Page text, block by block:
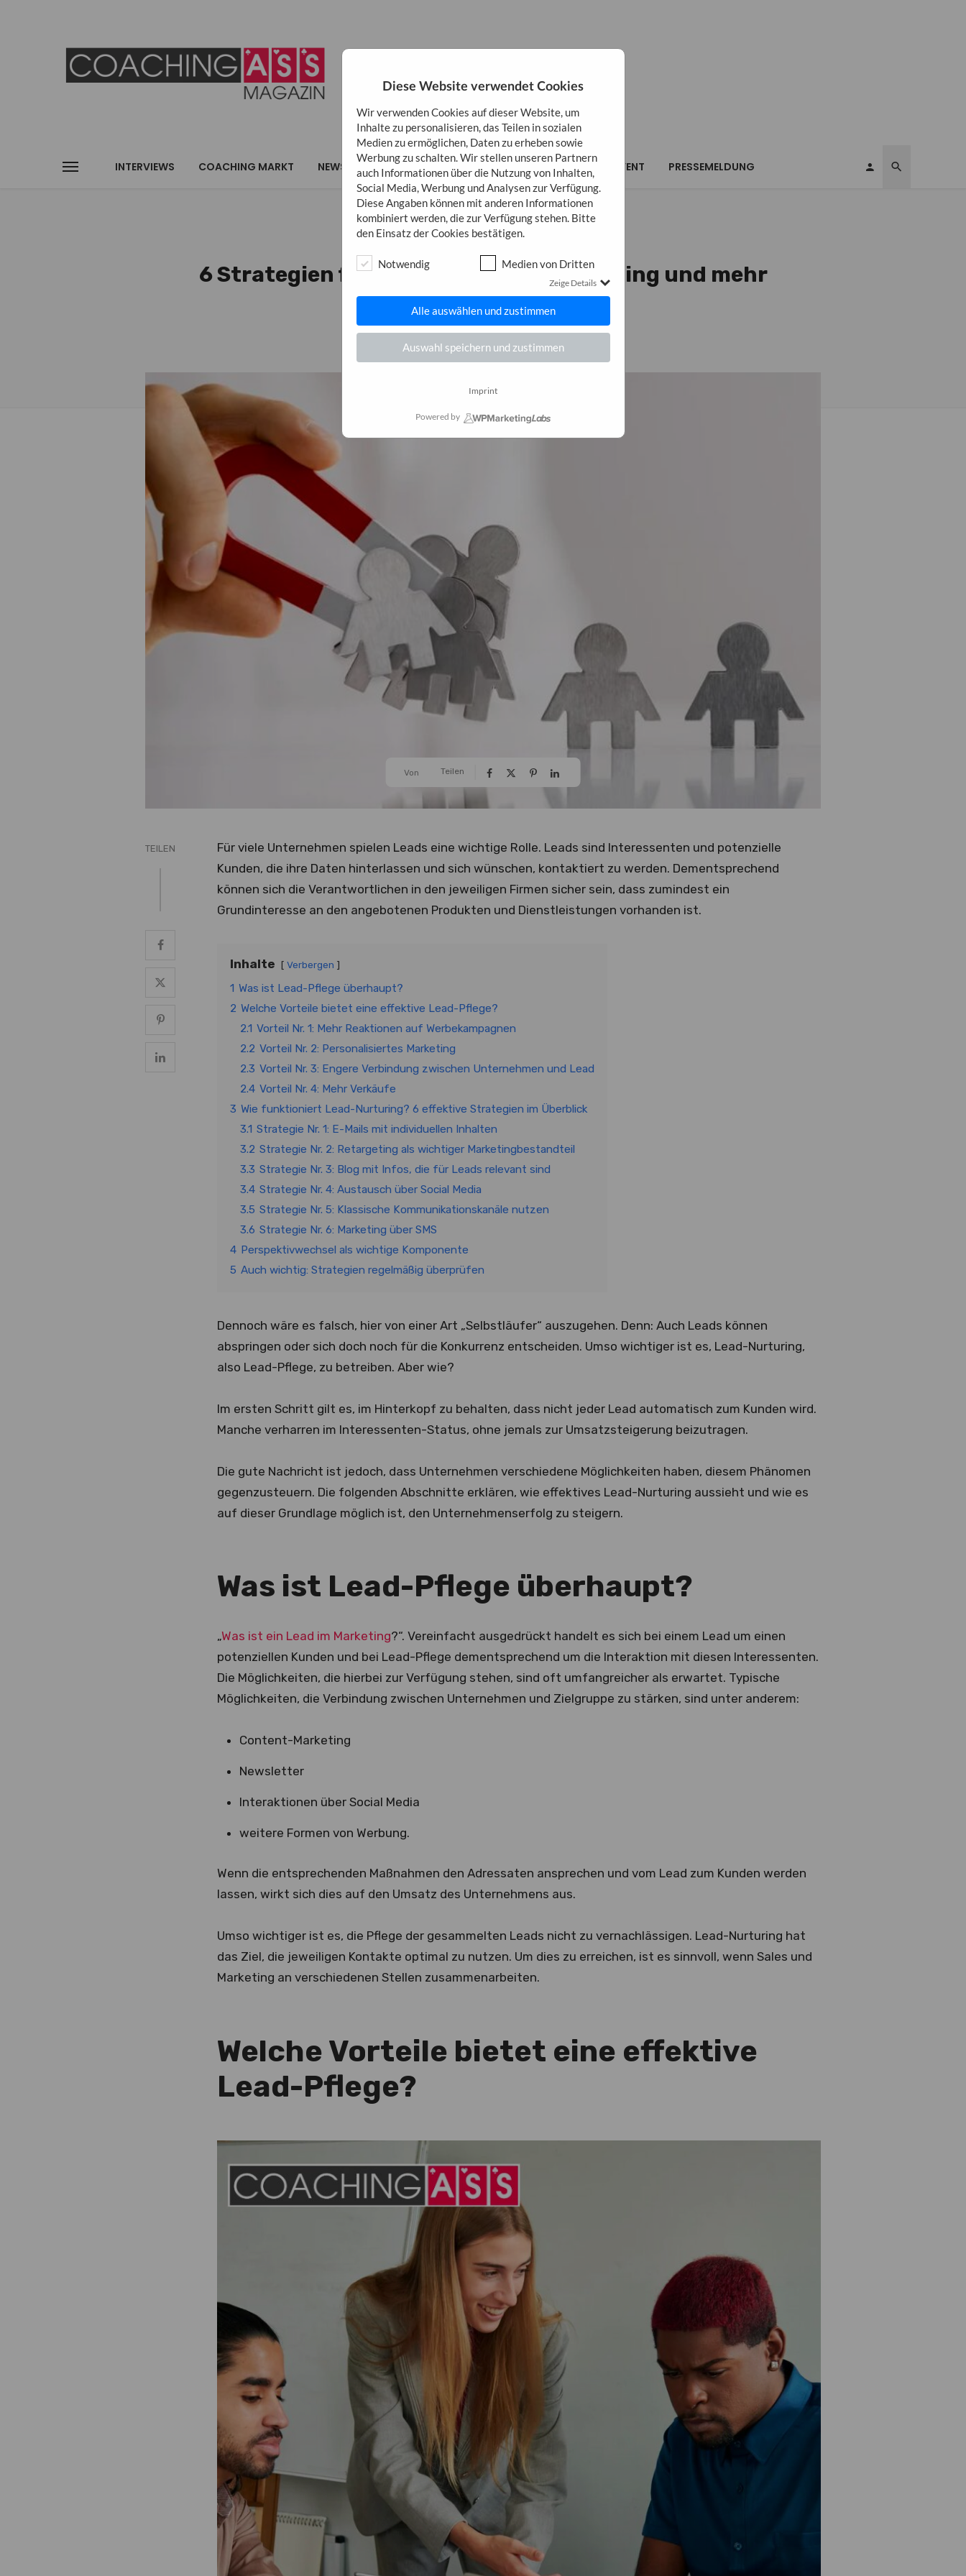
INTERVIEWS COACHING MARKT NEWS MARKETING BUSINESS INSPIRATION EVENT PRESSEMELDUNG
BUSINESS
6 Strategien für effektives Lead-Nurturing und mehr
Abschlüsse
Von Teilen
TEILEN
Für viele Unternehmen spielen Leads eine wichtige Rolle. Leads sind Interessenten und potenzielle
Kunden, die ihre Daten hinterlassen und sich wünschen, kontaktiert zu werden. Dementsprechend
können sich die Verantwortlichen in den jeweiligen Firmen sicher sein, dass zumindest ein
Grundinteresse an den angebotenen Produkten und Dienstleistungen vorhanden ist.
Inhalte Verbergen
1 Was ist Lead-Pflege überhaupt?
2 Welche Vorteile bietet eine effektive Lead-Pflege?
2.1 Vorteil Nr. 1: Mehr Reaktionen auf Werbekampagnen
2.2 Vorteil Nr. 2: Personalisiertes Marketing
2.3 Vorteil Nr. 3: Engere Verbindung zwischen Unternehmen und Lead
2.4 Vorteil Nr. 4: Mehr Verkäufe
3 Wie funktioniert Lead-Nurturing? 6 effektive Strategien im Überblick
3.1 Strategie Nr. 1: E-Mails mit individuellen Inhalten
3.2 Strategie Nr. 2: Retargeting als wichtiger Marketingbestandteil
3.3 Strategie Nr. 3: Blog mit Infos, die für Leads relevant sind
3.4 Strategie Nr. 4: Austausch über Social Media
3.5 Strategie Nr. 5: Klassische Kommunikationskanäle nutzen
3.6 Strategie Nr. 6: Marketing über SMS
4 Perspektivwechsel als wichtige Komponente
5 Auch wichtig: Strategien regelmäßig überprüfen
Dennoch wäre es falsch, hier von einer Art „Selbstläufer“ auszugehen. Denn: Auch Leads können
abspringen oder sich doch noch für die Konkurrenz entscheiden. Umso wichtiger ist es, Lead-Nurturing,
also Lead-Pflege, zu betreiben. Aber wie?
Im ersten Schritt gilt es, im Hinterkopf zu behalten, dass nicht jeder Lead automatisch zum Kunden wird.
Manche verharren im Interessenten-Status, ohne jemals zur Umsatzsteigerung beizutragen.
Die gute Nachricht ist jedoch, dass Unternehmen verschiedene Möglichkeiten haben, diesem Phänomen
gegenzusteuern. Die folgenden Abschnitte erklären, wie effektives Lead-Nurturing aussieht und wie es
auf dieser Grundlage möglich ist, den Unternehmenserfolg zu steigern.
Was ist Lead-Pflege überhaupt?
„Was ist ein Lead im Marketing?“. Vereinfacht ausgedrückt handelt es sich bei einem Lead um einen
potenziellen Kunden und bei Lead-Pflege dementsprechend um die Interaktion mit diesen Interessenten.
Die Möglichkeiten, die hierbei zur Verfügung stehen, sind oft umfangreicher als erwartet. Typische
Möglichkeiten, die Verbindung zwischen Unternehmen und Zielgruppe zu stärken, sind unter anderem:
Content-Marketing
Newsletter
Interaktionen über Social Media
weitere Formen von Werbung.
Wenn die entsprechenden Maßnahmen den Adressaten ansprechen und vom Lead zum Kunden werden
lassen, wirkt sich dies auf den Umsatz des Unternehmens aus.
Umso wichtiger ist es, die Pflege der gesammelten Leads nicht zu vernachlässigen. Lead-Nurturing hat
das Ziel, die jeweiligen Kontakte optimal zu nutzen. Um dies zu erreichen, ist es sinnvoll, wenn Sales und
Marketing an verschiedenen Stellen zusammenarbeiten.
Welche Vorteile bietet eine effektive
Lead-Pflege?
Diese Website verwendet Cookies
Wir verwenden Cookies auf dieser Website, um
Inhalte zu personalisieren, das Teilen in sozialen
Medien zu ermöglichen, Daten zu erheben sowie
Werbung zu schalten. Wir stellen unseren Partnern
auch Informationen über die Nutzung von Inhalten,
Social Media, Werbung und Analysen zur Verfügung.
Diese Angaben können mit anderen Informationen
kombiniert werden, die zur Verfügung stehen. Bitte
den Einsatz der Cookies bestätigen.
Notwendig Medien von Dritten
Zeige Details
Alle auswählen und zustimmen
Auswahl speichern und zustimmen
Imprint
Powered by